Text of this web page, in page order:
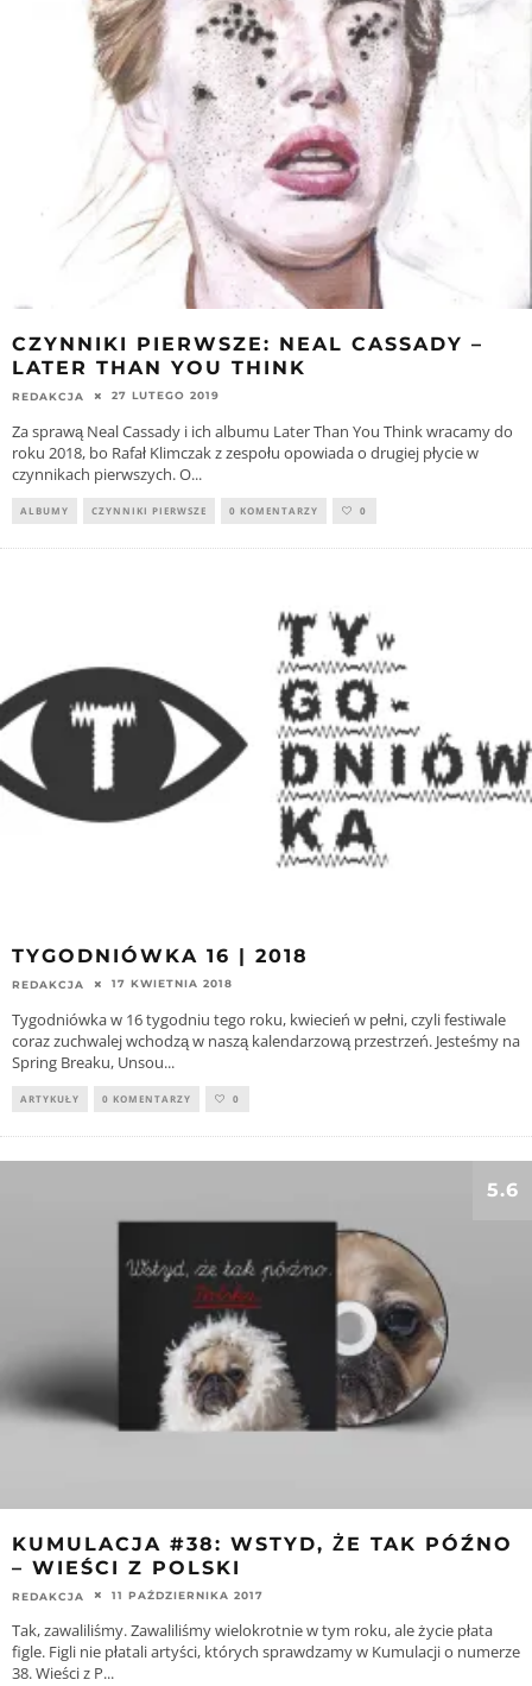
CZYNNIKI PIERWSZE: NEAL CASSADY –
LATER THAN YOU THINK
REDAKCJA 27 LUTEGO 2019
Za sprawą Neal Cassady i ich albumu Later Than You Think wracamy do
roku 2018, bo Rafał Klimczak z zespołu opowiada o drugiej płycie w
czynnikach pierwszych. O...
ALBUMY CZYNNIKI PIERWSZE 0 KOMENTARZY 0
TYGODNIÓWKA 16 | 2018
REDAKCJA 17 KWIETNIA 2018
Tygodniówka w 16 tygodniu tego roku, kwiecień w pełni, czyli festiwale
coraz zuchwalej wchodzą w naszą kalendarzową przestrzeń. Jesteśmy na
Spring Breaku, Unsou...
ARTYKUŁY 0 KOMENTARZY 0
5.6
KUMULACJA #38: WSTYD, ŻE TAK PÓŹNO
– WIEŚCI Z POLSKI
REDAKCJA 11 PAŹDZIERNIKA 2017
Tak, zawaliliśmy. Zawaliliśmy wielokrotnie w tym roku, ale życie płata
figle. Figli nie płatali artyści, których sprawdzamy w Kumulacji o numerze
38. Wieści z P...